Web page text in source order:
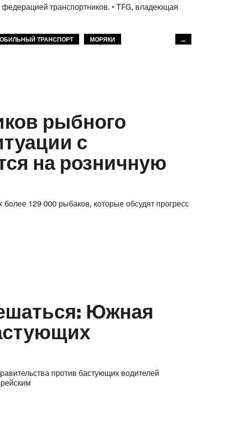
транспортников. • TFG, владеющая
ТРАНСПОРТ
МОРЯКИ
...
рыбного
с
на розничную
129 000 рыбаков, которые обсудят прогресс
Южная
против бастующих водителей